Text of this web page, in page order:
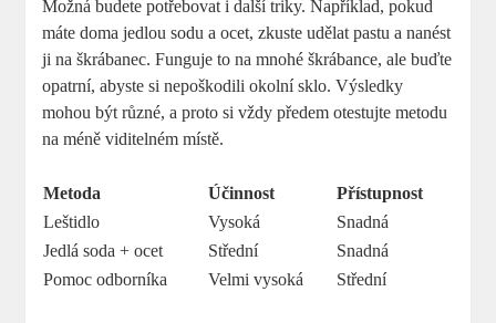
Možná budete potřebovat i​ další triky. Například, pokud
máte doma jedlou‌ sodu a ocet, ‍zkuste‌ udělat pastu a⁣ nanést
ji na škrábanec. ‍Funguje to na mnohé ⁤škrábance, ale ‌buďte
opatrní, ‌abyste si ‍nepoškodili⁣ okolní sklo. ‌Výsledky
mohou být‍ různé, ‍a proto si vždy předem otestujte metodu
na méně viditelném místě.
Metoda Účinnost
Přístupnost
Leštidlo
Vysoká
Snadná
Jedlá soda + ⁣ocet
Střední
Snadná
Pomoc odborníka
Velmi vysoká Střední